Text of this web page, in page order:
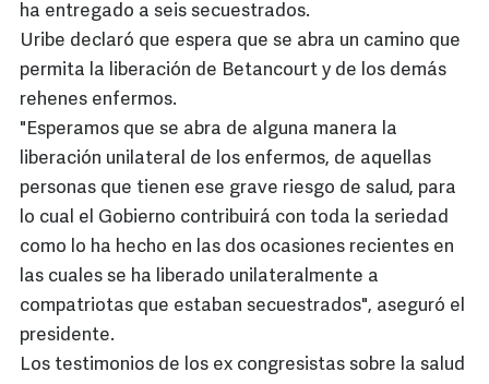
ha entregado a seis secuestrados.
Uribe declaró que espera que se abra un camino que
permita la liberación de Betancourt y de los demás
rehenes enfermos.
"Esperamos que se abra de alguna manera la
liberación unilateral de los enfermos, de aquellas
personas que tienen ese grave riesgo de salud, para
lo cual el Gobierno contribuirá con toda la seriedad
como lo ha hecho en las dos ocasiones recientes en
las cuales se ha liberado unilateralmente a
compatriotas que estaban secuestrados", aseguró el
presidente.
Los testimonios de los ex congresistas sobre la salud